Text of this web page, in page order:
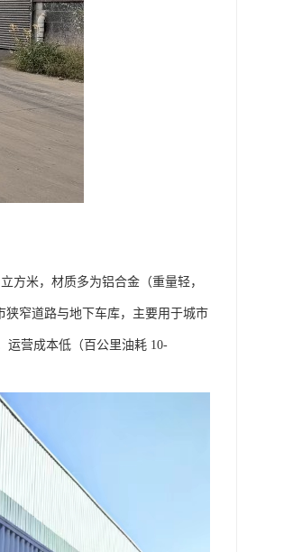
方米，材质多为铝合金（重量轻，
窄道路与地下车库，主要用于城市
运营成本低（百公里油耗 10-